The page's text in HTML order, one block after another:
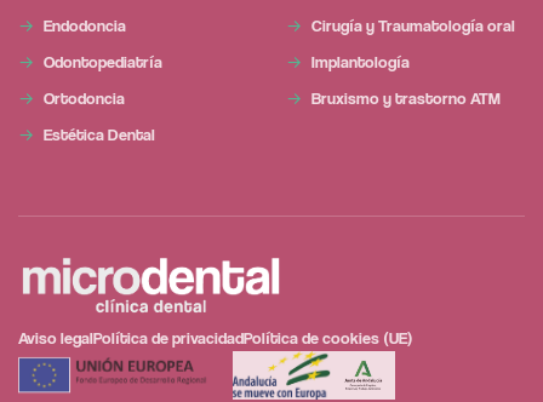
Endodoncia
Odontopediatría
Ortodoncia
Estética Dental
Cirugía y Traumatología oral
Implantología
Bruxismo y trastorno ATM
Aviso legalPolítica de privacidadPolítica de cookies (UE)